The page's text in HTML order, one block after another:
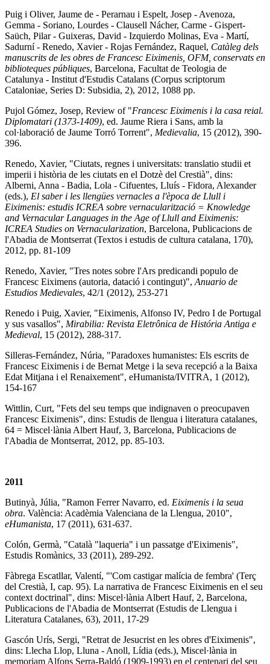
Puig i Oliver, Jaume de - Perarnau i Espelt, Josep - Avenoza,
Gemma - Soriano, Lourdes - Clausell Nácher, Carme - Gispert-
Saüch, Pilar - Guixeras, David - Izquierdo Molinas, Eva - Martí,
Sadurní - Renedo, Xavier - Rojas Fernández, Raquel, Catàleg dels
manuscrits de les obres de Francesc Eiximenis, OFM, conservats en
biblioteques públiques, Barcelona, Facultat de Teologia de
Catalunya - Institut d'Estudis Catalans (Corpus scriptorum
Cataloniae, Series D: Subsidia, 2), 2012, 1088 pp.
Pujol Gómez, Josep, Review of "Francesc Eiximenis i la casa reial.
Diplomatari (1373-1409), ed. Jaume Riera i Sans, amb la
col·laboració de Jaume Torró Torrent", Medievalia, 15 (2012), 390-
396.
Renedo, Xavier, "Ciutats, regnes i universitats: translatio studii et
imperii i història de les ciutats en el Dotzè del Crestià", dins:
Alberni, Anna - Badia, Lola - Cifuentes, Lluís - Fidora, Alexander
(eds.), El saber i les llengües vernacles a l'època de Llull i
Eiximenis: estudis ICREA sobre vernacularització = Knowledge
and Vernacular Languages in the Age of Llull and Eiximenis:
ICREA Studies on Vernacularization, Barcelona, Publicacions de
l'Abadia de Montserrat (Textos i estudis de cultura catalana, 170),
2012, pp. 81-109
Renedo, Xavier, "Tres notes sobre l'Ars predicandi populo de
Francesc Eiximens (autoria, datació i contingut)", Anuario de
Estudios Medievales, 42/1 (2012), 253-271
Renedo i Puig, Xavier, "Eiximenis, Alfonso IV, Pedro I de Portugal
y sus vasallos", Mirabilia: Revista Eletrônica de História Antiga e
Medieval, 15 (2012), 288-317.
Silleras-Fernández, Núria, "Paradoxes humanistes: Els escrits de
Francesc Eiximenis i de Bernat Metge i la seva recepció a la Baixa
Edat Mitjana i el Renaixement", eHumanista/IVITRA, 1 (2012),
154-167
Wittlin, Curt, "Fets del seu temps que indignaven o preocupaven
Francesc Eiximenis", dins: Estudis de llengua i literatura catalanes,
64 = Miscel·lània Albert Hauf, 3, Barcelona, Publicacions de
l'Abadia de Montserrat, 2012, pp. 85-103.
2011
Butinyà, Júlia, "Ramon Ferrer Navarro, ed. Eiximenis i la seua
obra. València: Acadèmia Valenciana de la Llengua, 2010",
eHumanista, 17 (2011), 631-637.
Colón, Germà, "Català "laqueria" i un passatge d'Eiximenis",
Estudis Romànics, 33 (2011), 289-292.
Fàbrega Escatllar, Valentí, "'Com castigar malícia de fembra' (Terç
del Crestià, I, cap. 95). La narrativa de Francesc Eiximenis en el seu
context doctrinal", dins: Miscel·lània Albert Hauf, 2, Barcelona,
Publicacions de l'Abadia de Montserrat (Estudis de Llengua i
Literatura Catalanes, 63), 2011, 17-29
Gascón Urís, Sergi, "Retrat de Jesucrist en les obres d'Eiximenis",
dins: Llecha Llop, Lluna - Anoll, Lídia (eds.), Miscel·lània in
memoriam Alfons Serra-Baldó (1909-1993) en el centenari del seu